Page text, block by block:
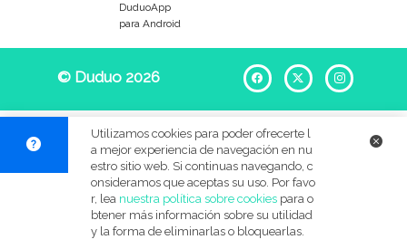
Limpieza de platos Limpieza general
Lavado de ropa Planchado
Limpieza exterior Jardinería
DuduoApp
para Android
© Duduo 2026 Facebook
X
Utilizamos cookies para poder ofrecerte l
a mejor experiencia de navegación en nu
estro sitio web. Si continuas navegando, c
onsideramos que aceptas su uso. Por favo
r, lea nuestra política sobre cookiespara o
btener más información sobre su utilidad
y la forma de eliminarlas o bloquearlas.